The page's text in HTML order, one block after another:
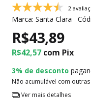
2
Marca: Santa Clara
R$43,89
R$42,57 com Pix
3% de desconto
Não acumulável com
Ver mais detalhes